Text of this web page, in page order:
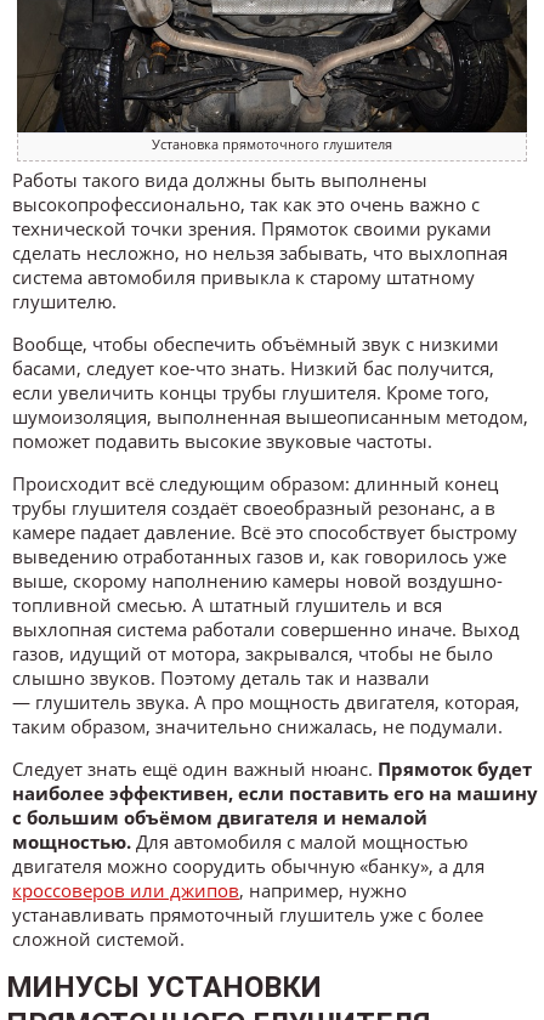
Установка прямоточного глушителя
Работы такого вида должны быть выполнены
высокопрофессионально, так как это очень важно с
технической точки зрения. Прямоток своими руками
сделать несложно, но нельзя забывать, что выхлопная
система автомобиля привыкла к старому штатному
глушителю.
Вообще, чтобы обеспечить объёмный звук с низкими
басами, следует кое-что знать. Низкий бас получится,
если увеличить концы трубы глушителя. Кроме того,
шумоизоляция, выполненная вышеописанным методом,
поможет подавить высокие звуковые частоты.
Происходит всё следующим образом: длинный конец
трубы глушителя создаёт своеобразный резонанс, а в
камере падает давление. Всё это способствует быстрому
выведению отработанных газов и, как говорилось уже
выше, скорому наполнению камеры новой воздушно-
топливной смесью. А штатный глушитель и вся
выхлопная система работали совершенно иначе. Выход
газов, идущий от мотора, закрывался, чтобы не было
слышно звуков. Поэтому деталь так и назвали
— глушитель звука. А про мощность двигателя, которая,
таким образом, значительно снижалась, не подумали.
Следует знать ещё один важный нюанс. Прямоток будет
наиболее эффективен, если поставить его на машину
с большим объёмом двигателя и немалой
мощностью. Для автомобиля с малой мощностью
двигателя можно соорудить обычную «банку», а для
кроссоверов или джипов, например, нужно
устанавливать прямоточный глушитель уже с более
сложной системой.
МИНУСЫ УСТАНОВКИ